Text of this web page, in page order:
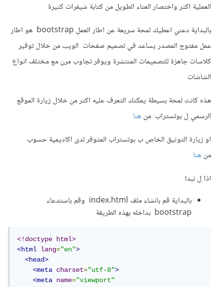
العملية اكثر واختصار العناء الطويل من كتابة شيفرات كثيرة
بالبداية دعني اعطيك لمحة سريعة عن اطار العمل bootstrap هو اطار
عمل مفتوح المصدر يساعد في تصميم صفحات الويب من خلال توفير
كلاسات جاهزة للتصميمات المنتشرة ويوفر تجاوب مرن مع مختلف انواع
الشاشات
هذه كانت لمحة بسيطة يمكنك التعرف عليه اكثر من خلال زيارة الموقع
الرسمي ل بوتستراب منهنا
او زيارة التوثيق الخاص ب بوتستراب المتوفر لدى اكاديمية حسوب
منهنا
اذا ل نبدا
بالبداية قم بانشاء ملف index.html وقم باستدعاء
bootstrap بداخله بهذه الطريقة
<!doctype html>
<html
lang="en">
<head>
<meta
charset="utf-8">
<meta
name="viewport"